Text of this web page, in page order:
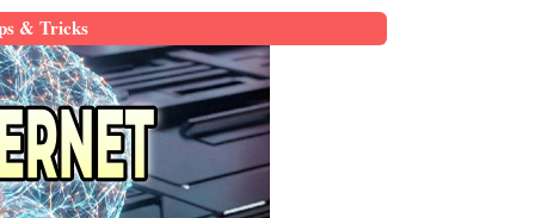
& Tricks